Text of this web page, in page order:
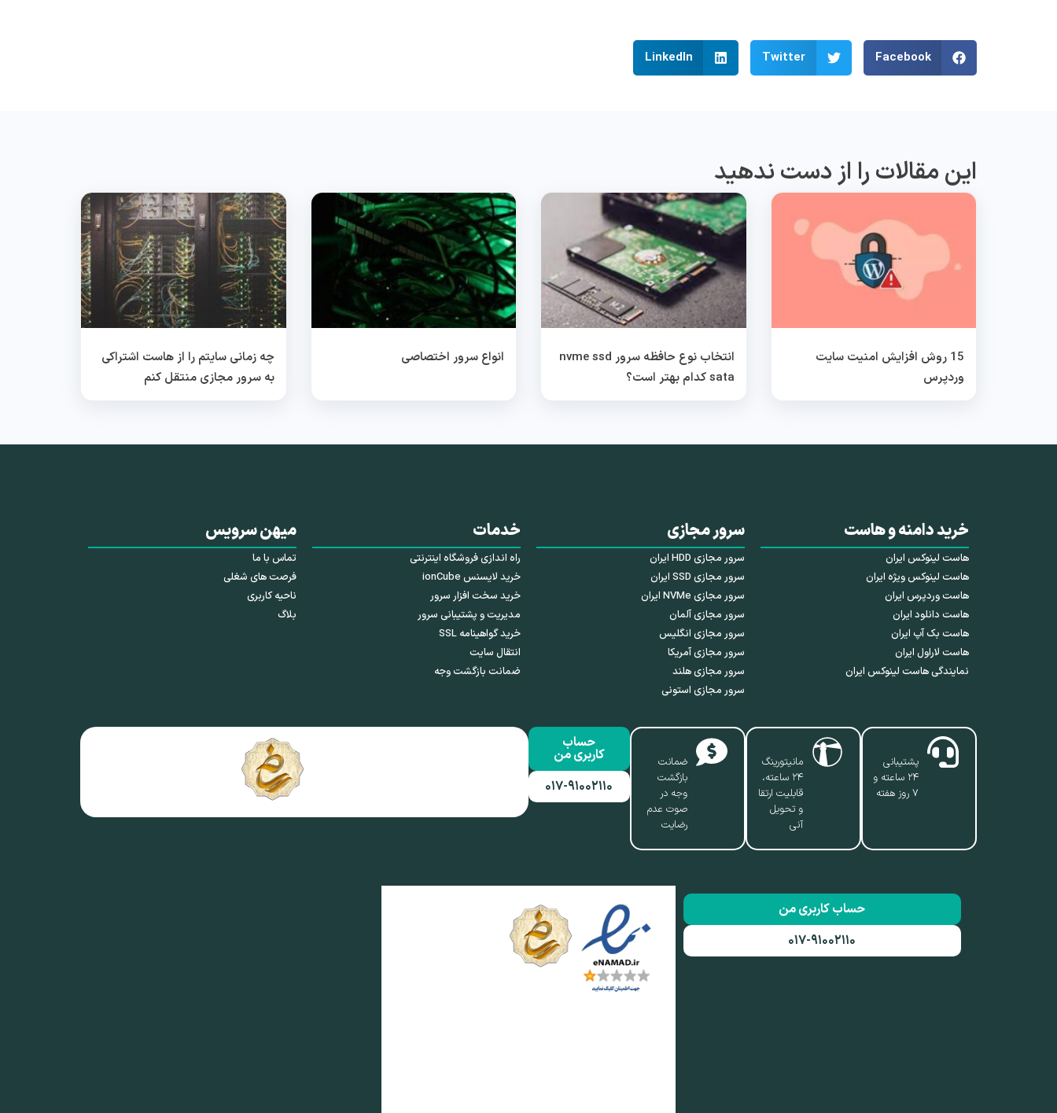
Facebook
Twitter
LinkedIn
این مقالات را از دست ندهید
15 روش افزایش امنیت سایت
وردپرس
انتخاب نوع حافظه سرور nvme ssd
sata کدام بهتر است؟
انواع سرور اختصاصی
چه زمانی سایتم را از هاست اشتراکی
به سرور مجازی منتقل کنم
خرید دامنه و هاست
هاست لینوکس ایران
هاست لینوکس ویژه ایران
هاست وردپرس ایران
هاست دانلود ایران
هاست بک آپ ایران
هاست لاراول ایران
نمایندگی هاست لینوکس ایران
سرور مجازی
سرور مجازی HDD ایران
سرور مجازی SSD ایران
سرور مجازی NVMe ایران
سرور مجازی آلمان
سرور مجازی انگلیس
سرور مجازی آمریکا
سرور مجازی هلند
سرور مجازی استونی
خدمات
راه اندازی فروشگاه اینترنتی
خرید لایسنس ionCube
خرید سخت افزار سرور
مدیریت و پشتیبانی سرور
خرید گواهینامه SSL
انتقال سایت
ضمانت بازگشت وجه
میهن سرویس
تماس با ما
فرصت های شغلی
ناحیه کاربری
بلاگ
پشتیبانی
۲۴ ساعته و
۷ روز هفته
مانیتورینگ
۲۴ ساعته،
قابلیت ارتقا
و تحویل
آنی
ضمانت
بازگشت
وجه در
صوت عدم
رضایت
حساب
کاربری من
۰۱۷-۹۱۰۰۲۱۱۰
حساب کاربری من
۰۱۷-۹۱۰۰۲۱۱۰